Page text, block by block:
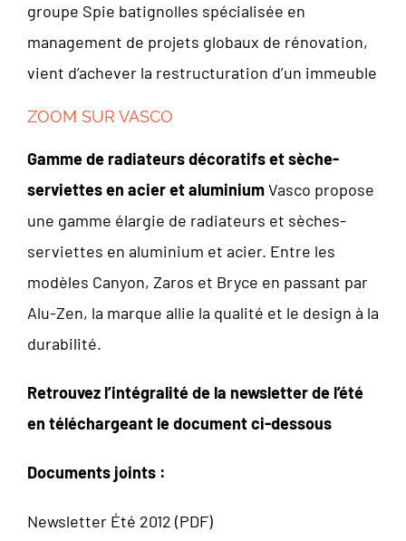
groupe Spie batignolles spécialisée en
management de projets globaux de rénovation,
vient d’achever la restructuration d’un immeuble
ZOOM SUR VASCO
Gamme de radiateurs décoratifs et sèche-
serviettes en acier et aluminiumVasco propose
une gamme élargie de radiateurs et sèches-
serviettes en aluminium et acier. Entre les
modèles Canyon, Zaros et Bryce en passant par
Alu-Zen, la marque allie la qualité et le design à la
durabilité.
Retrouvez l’intégralité de la newsletter de l’été
en téléchargeant le document ci-dessous
Documents joints :
Newsletter Été 2012 (PDF)